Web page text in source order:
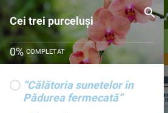
Cei trei purceluși
0% COMPLETAT
”Călătoria sunetelor în
Pădurea fermecată”
Cei trei purceluși